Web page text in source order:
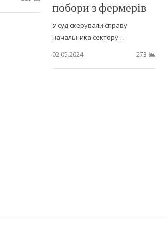
побори з фермерів
У суд скерували справу
начальника сектору…
02.05.2024
273